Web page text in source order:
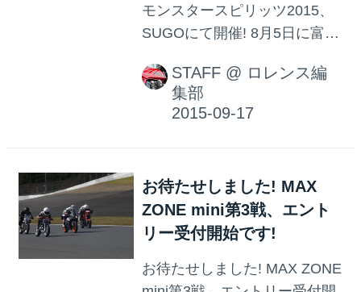
モンスタースピリッツ2015、
SUGOにて開催! 8月5日に富士
た、 Ks-STYLE主催の一大イ
ベント「モンスタースピリッ
ツ」。 全国からニンジャH2の
た、ド迫力イベントでした。
そのモンスタースピリッツの
第二回が舞台を東北に移し、
10月21日(水)にスポーツラン
ドSUGOで開催決定! さっそく
STAFF @ ロレンス編
集部
お待たせしました! MAX
ZONE mini第3戦、エント
リー受付開始です!
お待たせしました! MAX ZONE